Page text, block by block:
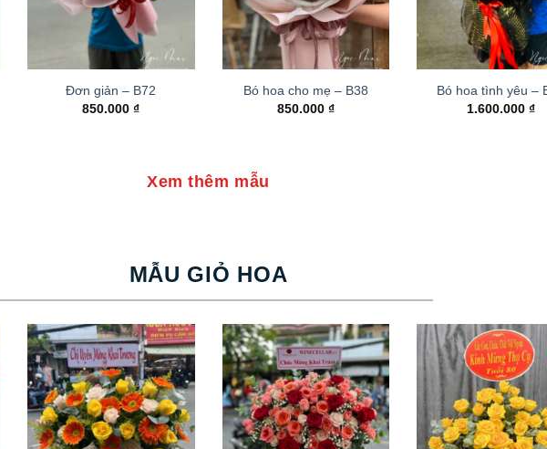
Đơn giản – B72
850.000₫
Bó hoa cho mẹ – B38
850.000 ₫
Bó hoa tình yêu –
1.600.000 ₫
Xem thêm mẫu
MẪU GIỎ HOA